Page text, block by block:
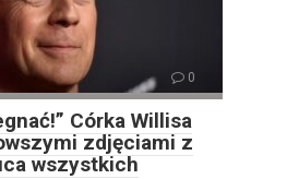
0
Córka Willisa
zdjęciami z
wszystkich